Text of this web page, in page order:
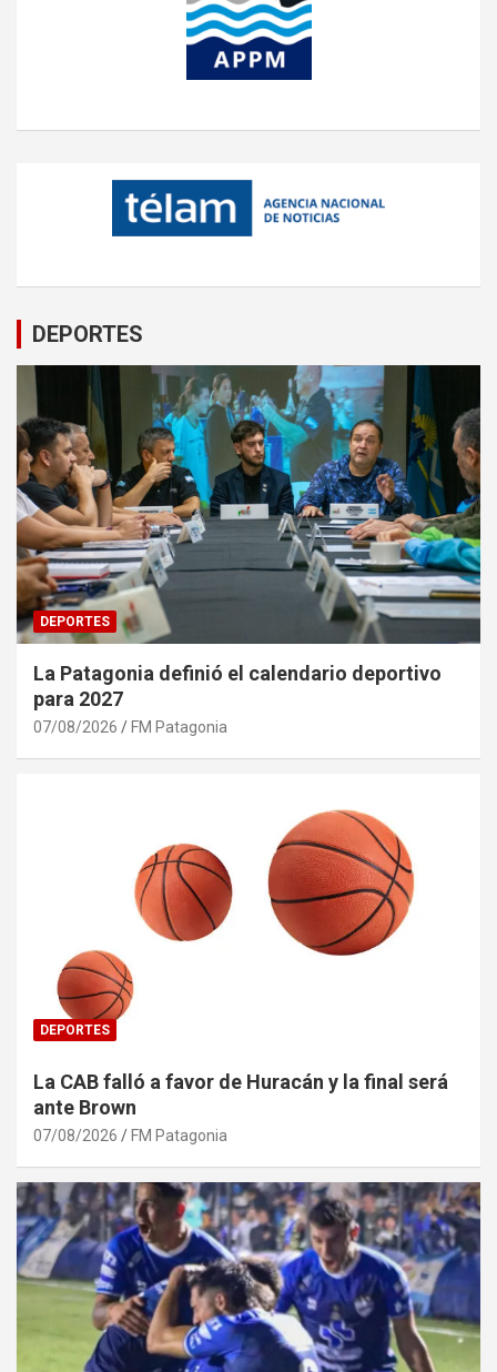
DEPORTES
DEPORTES
La Patagonia definió el calendario deportivo
para 2027
07/08/2026 FM Patagonia
DEPORTES
La CAB falló a favor de Huracán y la final será
ante Brown
07/08/2026 FM Patagonia